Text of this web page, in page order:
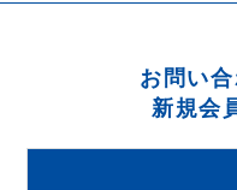
お問い
新規会